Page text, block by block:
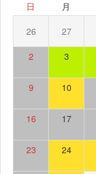
日 月
26 27
2 3
9 10
16 17
23 24